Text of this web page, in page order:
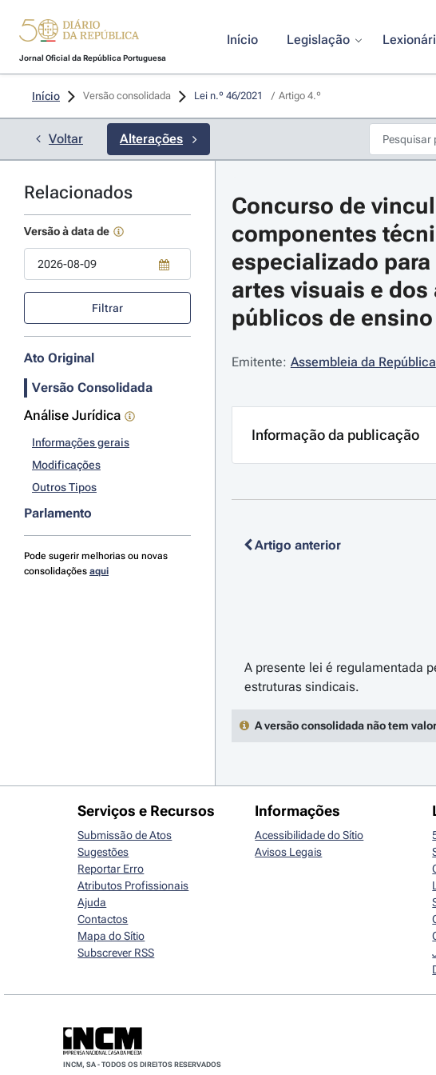
Jornal Oficial da República Portuguesa
Início Legislação
Início Versão consolidada Lei n.º 46/2021 / Artigo 4.º
Voltar Alterações
Relacionados
Versão à data de
Use a tecla de seta para baixo para abrir o calendário; Use as teclas de seta para
Filtrar
Ato Original
Versão Consolidada
Análise Jurídica
Informações gerais
Modificações
Outros Tipos
Parlamento
Pode sugerir melhorias ou novas
consolidações aqui
Concurso de
componentes
especializado
artes visuais e
públicos de
Emitente: Assembleia da República
Informação da publicação
Artigo anterior
A presente lei é regulamentada
A versão consolidada não tem
Serviços e Recursos
Submissão de Atos
Sugestões
Reportar Erro
Atributos Profissionais
Ajuda
Contactos
Mapa do Sítio
Subscrever RSS
Informações
Acessibilidade do Sítio
Avisos Legais
INCM, SA - TODOS OS DIREITOS RESERVADOS